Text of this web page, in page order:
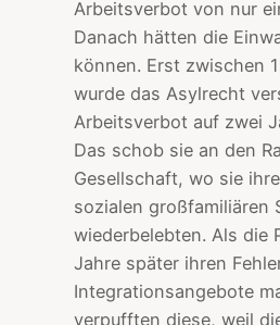
Arbeitsverbot von nur
Danach hätten die
können. Erst zwischen
wurde das Asylrecht
Arbeitsverbot auf zwei
Das schob sie an den
Gesellschaft, wo sie
sozialen großfamiliären
wiederbelebten. Als die
Jahre später ihren
Integrationsangebote
verpufften diese, weil